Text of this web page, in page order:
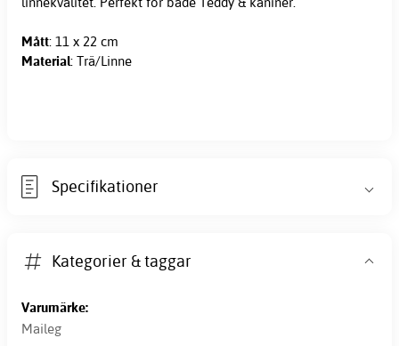
Mått: 11 x 22 cm
Material: Trä/Linne
Specifikationer
Kategorier & taggar
Varumärke:
Maileg